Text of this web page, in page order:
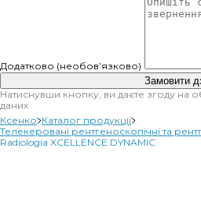
Додатково (необов’язково)
Замовити
Натиснувши кнопку, ви даєте згоду на
даних
Ксенко Каталог продукції
Телекеровані рентгеноскопічні та
Radiologia XCELLENCE DYNAMIC